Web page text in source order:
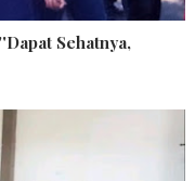
Sehatnya,